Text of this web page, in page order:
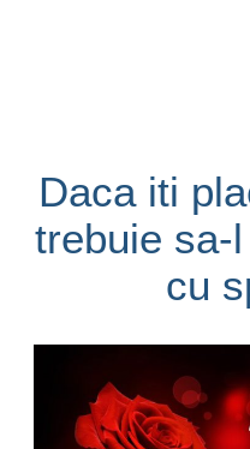
Daca iti
trebuie sa-
cu